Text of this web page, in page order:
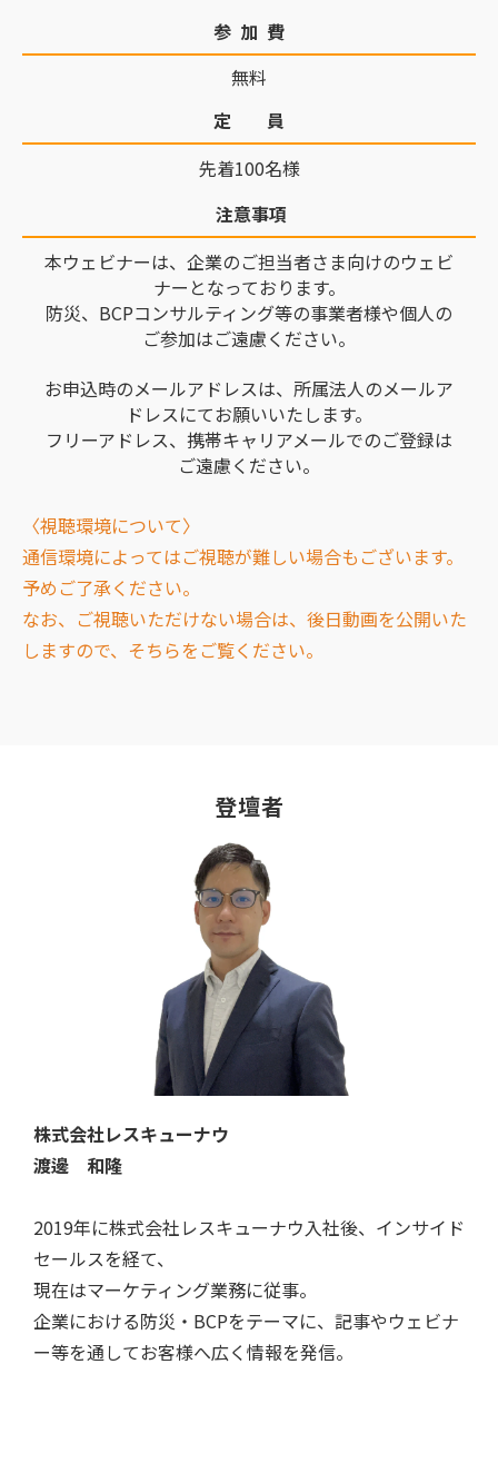
参 加 費
無料
定 員
先着100名様
注意事項
本ウェビナーは、企業のご担当者さま向けのウェビ
ナーとなっております。
防災、BCPコンサルティング等の事業者様や個人の
ご参加はご遠慮ください。
お申込時のメールアドレスは、所属法人のメールア
ドレスにてお願いいたします。
フリーアドレス、携帯キャリアメールでのご登録は
ご遠慮ください。
〈視聴環境について〉
通信環境によってはご視聴が難しい場合もございます。
予めご了承ください。
なお、ご視聴いただけない場合は、後日動画を公開いた
しますので、そちらをご覧ください。
登壇者
株式会社レスキューナウ
渡邊 和隆
2019年に株式会社レスキューナウ入社後、インサイド
セールスを経て、
現在はマーケティング業務に従事。
企業における防災・BCPをテーマに、記事やウェビナ
ー等を通してお客様へ広く情報を発信。